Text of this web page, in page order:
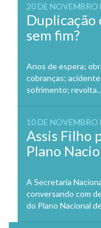
20 DE NOVEMBRO
Duplicação
sem fim?
Anos de espera;
cobranças;
sofrimento;
10 DE NOVEMBRO
Assis Filho
Plano
A Secretaria
conversando com
do Plano Nacional